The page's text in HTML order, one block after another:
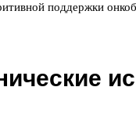
поддержки